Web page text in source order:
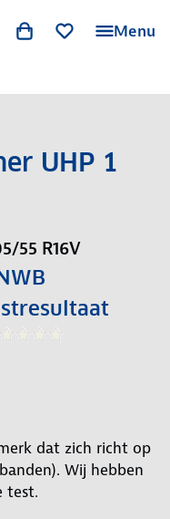
Menu
UHP 1
55 R16V
dat zich richt op
Wij hebben
test.